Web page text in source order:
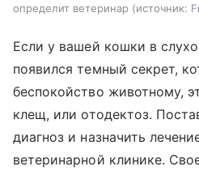
определит ветеринар
источник:
Если у вашей кошки в
появился темный секрет,
беспокойство животному,
клещ, или отодектоз.
диагноз и назначить
ветеринарной клинике.